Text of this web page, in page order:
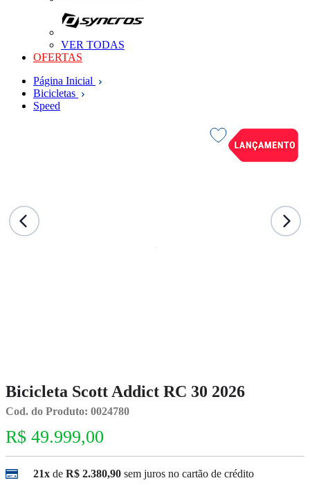
VER TODAS
OFERTAS
Página Inicial
Bicicletas
Speed
Bicicleta Scott Addict RC 30 2026
Cod. do Produto: 0024780
R$ 49.999,00
21x de R$ 2.380,90 sem juros no cartão de crédito